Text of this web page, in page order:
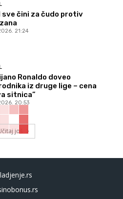
sve čini za čudo protiv
21:24
Ronaldo doveo
iz druge lige – cena
sitnica”
20:53
još